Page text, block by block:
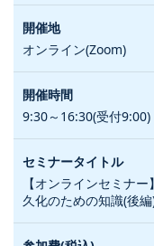
オンライン(Zoom)
9:30～16:30(受付9:00)
【オンラインセミナ
久化のための知識(後